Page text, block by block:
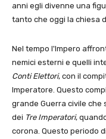
anni egli divenne una
tanto che oggi la chiesa
Nel tempo l'Impero
nemici esterni e quelli
Conti Elettori, con il
Imperatore. Questo
grande Guerra civile che
dei Tre Imperatori,
corona. Questo periodo